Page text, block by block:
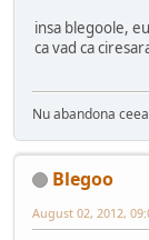
insa blegoole,
ca vad ca
Nu abandona
Blegoo
August 02, 2012,